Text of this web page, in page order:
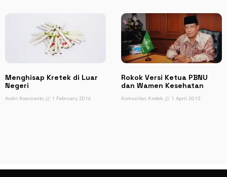
Menghisap Kretek di Luar
Negeri
Andri Koesnanto 1 February 2016
Rokok Versi Ketua PBNU
dan Wamen Kesehatan
Komunitas Kretek 1 April 2013